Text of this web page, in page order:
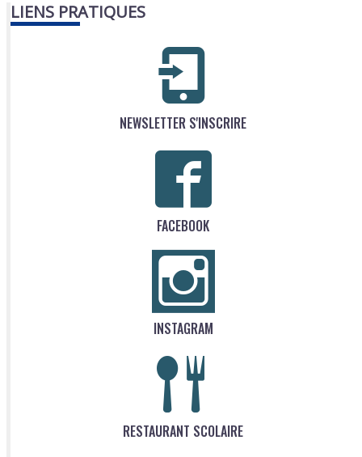
LIENS PRATIQUES
NEWSLETTER S'INSCRIRE
FACEBOOK
INSTAGRAM
RESTAURANT SCOLAIRE